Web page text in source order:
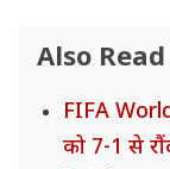
Also Read
FIFA
को 7-1 से